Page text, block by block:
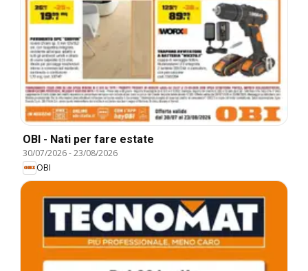
OBI - Nati per fare estate
30/07/2026-23/08/2026
OBI